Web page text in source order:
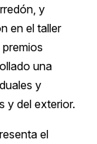
y
en el taller
una
y
y del exterior.
el